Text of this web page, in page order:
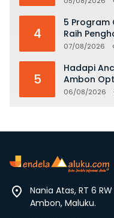
4
5 Program
Raih
07/08/2026
5
Hadapi
Ambon
Pasokan Air
06/08/2026
Nania Atas, RT 6
Ambon, Maluku.